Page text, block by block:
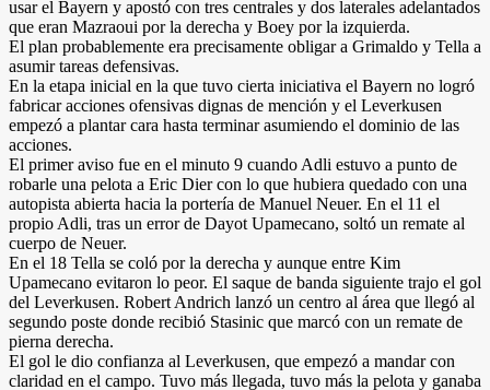
usar el Bayern y apostó con tres centrales y dos laterales adelantados
que eran Mazraoui por la derecha y Boey por la izquierda.
El plan probablemente era precisamente obligar a Grimaldo y Tella a
asumir tareas defensivas.
En la etapa inicial en la que tuvo cierta iniciativa el Bayern no logró
fabricar acciones ofensivas dignas de mención y el Leverkusen
empezó a plantar cara hasta terminar asumiendo el dominio de las
acciones.
El primer aviso fue en el minuto 9 cuando Adli estuvo a punto de
robarle una pelota a Eric Dier con lo que hubiera quedado con una
autopista abierta hacia la portería de Manuel Neuer. En el 11 el
propio Adli, tras un error de Dayot Upamecano, soltó un remate al
cuerpo de Neuer.
En el 18 Tella se coló por la derecha y aunque entre Kim
Upamecano evitaron lo peor. El saque de banda siguiente trajo el gol
del Leverkusen. Robert Andrich lanzó un centro al área que llegó al
segundo poste donde recibió Stasinic que marcó con un remate de
pierna derecha.
El gol le dio confianza al Leverkusen, que empezó a mandar con
claridad en el campo. Tuvo más llegada, tuvo más la pelota y ganaba